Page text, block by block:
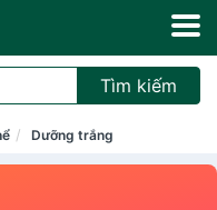
Tìm kiếm
Dưỡng trắng